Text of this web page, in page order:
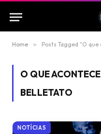
Home » Posts Tagged "O
O QUE
BELLETATO
NOTÍCIAS